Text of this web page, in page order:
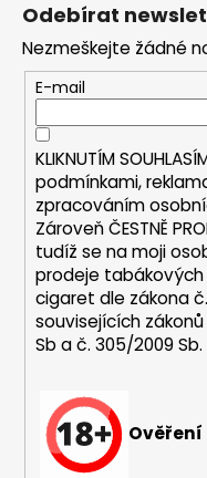
Odebírat
Nezmeškejte žádné
E-mail
KLIKNUTÍM
podmínkami,
zpracováním
Zároveň ČESTNĚ
tudíž se na moji
prodeje
cigaret dle zákona
souvisejících
Sb a č. 305/2009 Sb.